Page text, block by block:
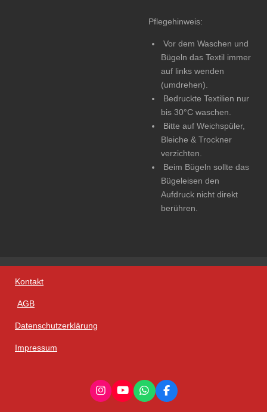
Pflegehinweis:
Vor dem Waschen und
Bügeln das Textil immer
auf links wenden
(umdrehen).
Bedruckte Textilien nur
bis 30°C waschen.
Bitte auf Weichspüler,
Bleiche & Trockner
verzichten.
Beim Bügeln sollte das
Bügeleisen den
Aufdruck nicht direkt
berühren.
Kontakt
AGB
Datenschutzerklärung
Impressum
I
n
Y
o
W
h
F
a